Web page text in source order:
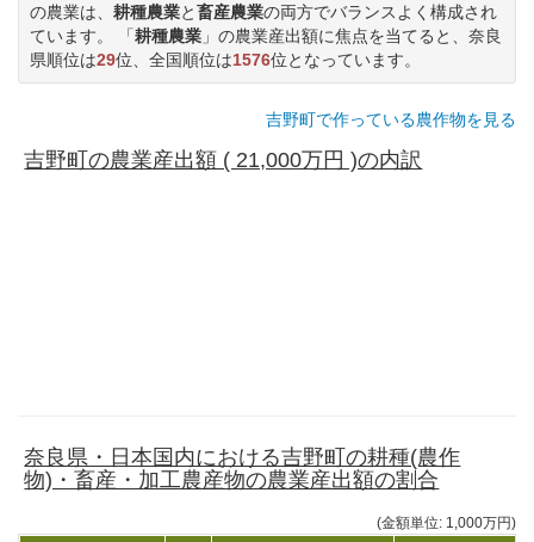
の農業は、 耕種農業と畜産農業の両方でバランスよく構成され
ています。 「耕種農業 」の農業産出額に焦点を当てると、奈良
県順位は29位、全国順位は1576位となっています。
吉野町で作っている農作物を見る
吉野町の農業産出額 ( 21,000万円 )の内訳
奈良県・日本国内における吉野町の耕種(農作
物)・畜産・加工農産物の農業産出額の割合
(金額単位: 1,000万円)